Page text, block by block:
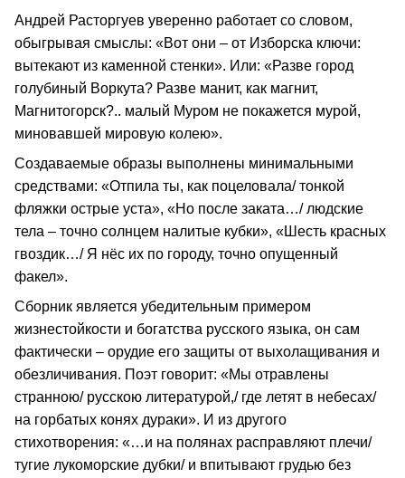
Андрей Расторгуев уверенно работает со словом,
обыгрывая смыслы: «Вот они – от Изборска ключи:
вытекают из каменной стенки». Или: «Разве город
голубиный Воркута? Разве манит, как магнит,
Магнитогорск?.. малый Муром не покажется мурой,
миновавшей мировую колею».
Создаваемые образы выполнены минимальными
средствами: «Отпила ты, как поцеловала/ тонкой
фляжки острые уста», «Но после заката…/ людские
тела – точно солнцем налитые кубки», «Шесть красных
гвоздик…/ Я нёс их по городу, точно опущенный
факел».
Сборник является убедительным примером
жизнестойкости и богатства русского языка, он сам
фактически – орудие его защиты от выхолащивания и
обезличивания. Поэт говорит: «Мы отравлены
странною/ русскою литературой,/ где летят в небесах/
на горбатых конях дураки». И из другого
стихотворения: «…и на полянах расправляют плечи/
тугие лукоморские дубки/ и впитывают грудью без